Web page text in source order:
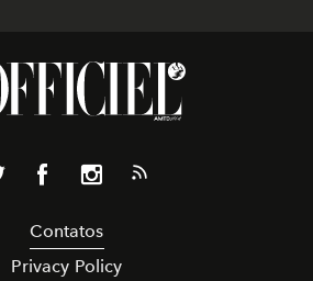
Contatos
Privacy Policy